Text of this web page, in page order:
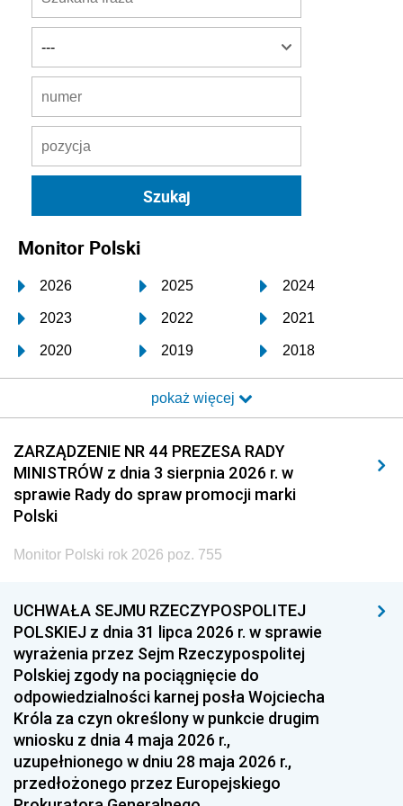
Monitor Polski
2026 2025 2024
2023 2022 2021
2020 2019 2018
2017 2016 2015
2014 2013 2012
2011 2010 2009
2008 2007 2006
2005
1996 1995 1994
1993 1992 1991
1990 1989
1987 1986 1985
1984 1983
1981 1980 1979
pokaż więcej
ZARZĄDZENIE NR 44 PREZESA RADY
MINISTRÓW z dnia 3 sierpnia 2026 r. w
sprawie Rady do spraw promocji marki
Polski
Monitor Polski rok 2026 poz. 755
UCHWAŁA SEJMU RZECZYPOSPOLITEJ
POLSKIEJ z dnia 31 lipca 2026 r. w sprawie
wyrażenia przez Sejm Rzeczypospolitej
Polskiej zgody na pociągnięcie do
odpowiedzialności karnej posła Wojciecha
Króla za czyn określony w punkcie drugim
wniosku z dnia 4 maja 2026 r.,
uzupełnionego w dniu 28 maja 2026 r.,
przedłożonego przez Europejskiego